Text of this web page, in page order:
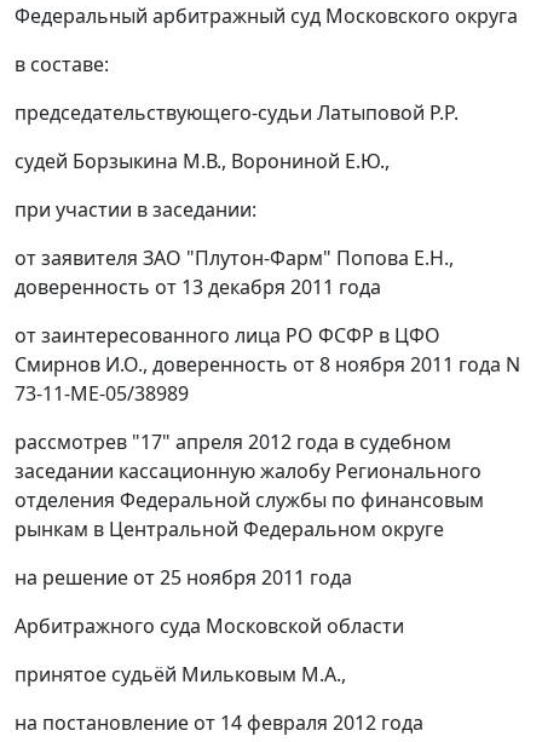
Федеральный арбитражный суд Московского округа
в составе:
председательствующего-судьи Латыповой Р.Р.
судей Борзыкина М.В., Ворониной Е.Ю.,
при участии в заседании:
от заявителя ЗАО "Плутон-Фарм" Попова Е.Н.,
доверенность от 13 декабря 2011 года
от заинтересованного лица РО ФСФР в ЦФО
Смирнов И.О., доверенность от 8 ноября 2011 года N
73-11-МЕ-05/38989
рассмотрев "17" апреля 2012 года в судебном
заседании кассационную жалобу Регионального
отделения Федеральной службы по финансовым
рынкам в Центральной Федеральном округе
на решение от 25 ноября 2011 года
Арбитражного суда Московской области
принятое судьёй Мильковым М.А.,
на постановление от 14 февраля 2012 года